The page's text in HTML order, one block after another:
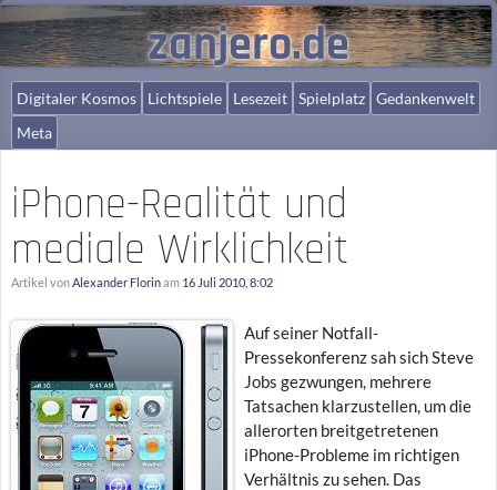
zanjero.de
Digitaler Kosmos Lichtspiele Lesezeit Spielplatz Gedankenwelt
Meta
iPhone-Realität und
mediale Wirklichkeit
Artikel vonAlexander Florinam 16 Juli 2010, 8:02
Auf seiner Notfall-
Pressekonferenz sah sich Steve
Jobs gezwungen, mehrere
Tatsachen klarzustellen, um die
allerorten breitgetretenen
iPhone-Probleme im richtigen
Verhältnis zu sehen. Das